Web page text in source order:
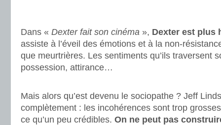
Dans « Dexter fait son cinéma », Dexter est plus
assiste à l’éveil des émotions et à la non-
que meurtrières. Les sentiments qu’ils traversent
possession, attirance…
Mais alors qu’est devenu le sociopathe ? Jeff
complètement : les incohérences sont trop
ce qu’un peu crédibles. On ne peut pas